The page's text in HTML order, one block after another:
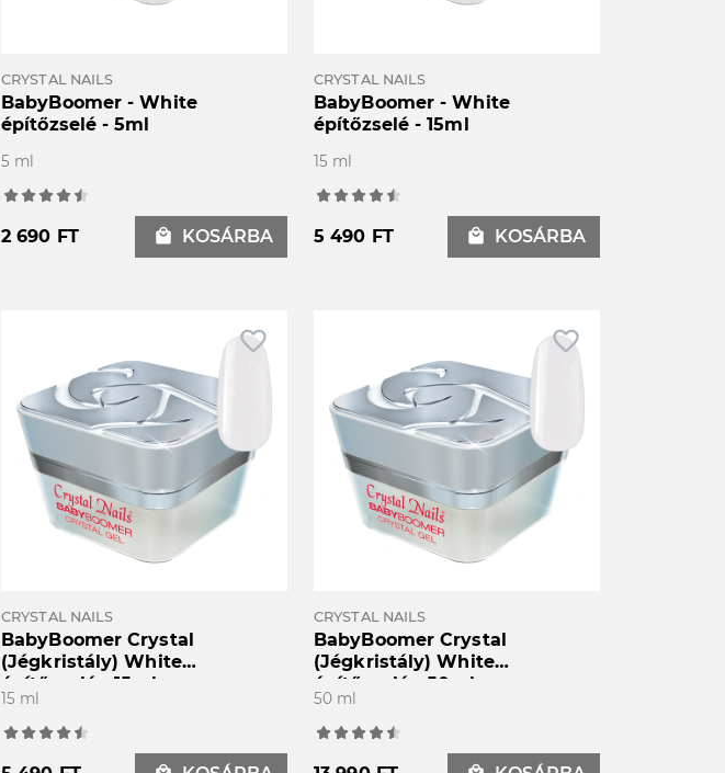
CRYSTAL NAILS
BabyBoomer - White
építőzselé - 5ml
5 ml
2 690 FT local_mall KOSÁRBA
CRYSTAL NAILS
BabyBoomer - White
építőzselé - 15ml
15 ml
5 490 FT local_mall KOSÁRBA
favorite_border
CRYSTAL NAILS
BabyBoomer Crystal
(Jégkristály) White
építőzselé - 15ml
15 ml
favorite_border
CRYSTAL NAILS
BabyBoomer Crystal
(Jégkristály) White
építőzselé - 50ml
50 ml